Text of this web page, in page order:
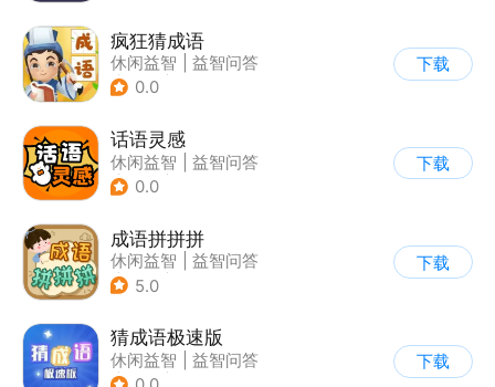
疯狂猜成语
休闲益智
益智问答
| 成语
0.0
下载
话语灵感
休闲益智
益智问答
| 成语
0.0
下载
成语拼拼拼
休闲益智
益智问答
| 成语
5.0
下载
猜成语极速版
休闲益智
益智问答
| 成语
下载